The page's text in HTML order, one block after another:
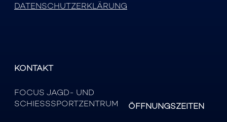
DATENSCHUTZERKLÄRUNG
KONTAKT
FOCUS JAGD- UND
SCHIESSSPORTZENTRUM
ÖFFNUNGSZEITEN